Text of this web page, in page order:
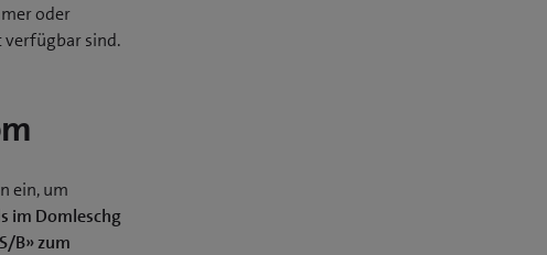
oder
verfügbar sind.
ein, um
im Domleschg
B» zum